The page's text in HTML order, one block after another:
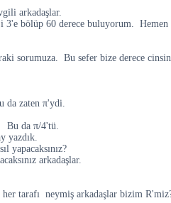
arkadaşlar.
bölüp 60 derece buluyorum. Hemen
sorumuza. Bu sefer bize derece
da zaten π'ydi.
Bu da π/4'tü.
yazdık.
yapacaksınız?
arkadaşlar.
tarafı neymiş arkadaşlar bizim